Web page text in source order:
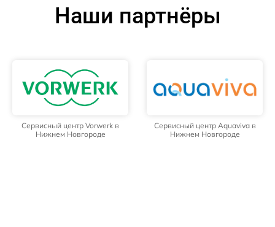
Наши партнёры
Сервисный центр Vorwerk в
Нижнем Новгороде
Сервисный центр Aquaviva в
Нижнем Новгороде